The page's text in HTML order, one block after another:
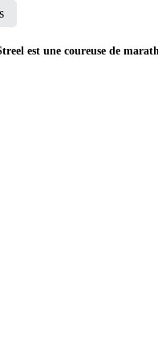
est une coureuse de